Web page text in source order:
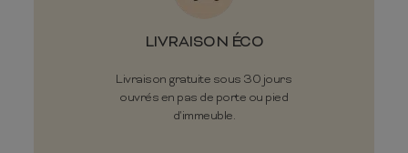
LIVRAISON ÉCO
Livraison gratuite sous 30 jours
ouvrés en pas de porte ou pied
d'immeuble.